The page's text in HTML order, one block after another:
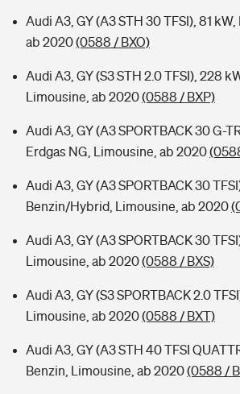
Audi A3, GY (A3 STH 30 TFSI), 81
ab 2020(0588 / BXO)
Audi A3, GY (S3 STH 2.0 TFSI), 228
Limousine, ab 2020(0588 / BXP)
Audi A3, GY (A3 SPORTBACK 30 G-
Erdgas NG, Limousine, ab 2020
Audi A3, GY (A3 SPORTBACK 30
Benzin/Hybrid, Limousine, ab 2020
Audi A3, GY (A3 SPORTBACK 30
Limousine, ab 2020(0588 / BXS)
Audi A3, GY (S3 SPORTBACK 2.0
Limousine, ab 2020(0588 / BXT)
Audi A3, GY (A3 STH 40 TFSI
Benzin, Limousine, ab 2020(0588 /